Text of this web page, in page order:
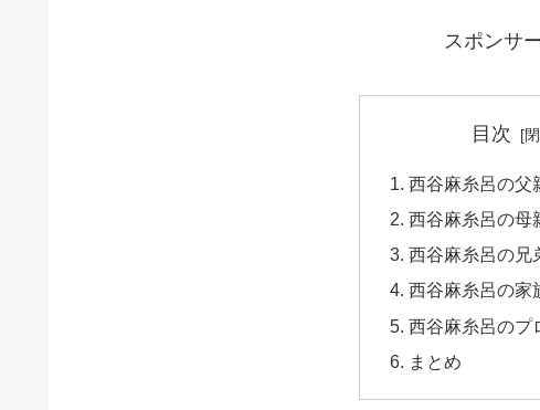
スポンサ
目次
西谷麻糸呂の父
西谷麻糸呂の母
西谷麻糸呂の兄
西谷麻糸呂の家
西谷麻糸呂のプ
まとめ